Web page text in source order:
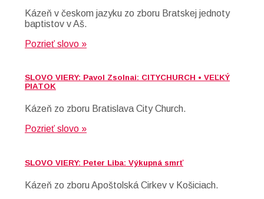
Kázeň v českom jazyku zo zboru Bratskej jednoty
baptistov v Aš.
Pozrieť slovo »
SLOVO VIERY: Pavol Zsolnai: CITYCHURCH • VEĽKÝ
PIATOK
Kázeň zo zboru Bratislava City Church.
Pozrieť slovo »
SLOVO VIERY: Peter Liba: Výkupná smrť
Kázeň zo zboru Apoštolská Cirkev v Košiciach.